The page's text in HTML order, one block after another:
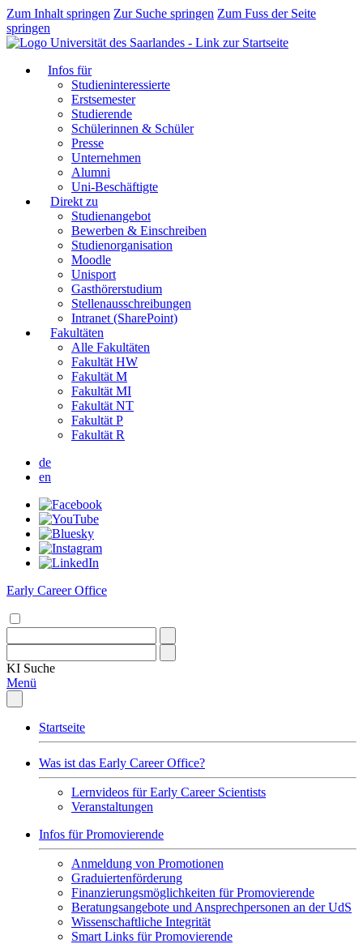
Zum Inhalt springen Zur Suche springen Zum Fuss der Seite
springen
Infos für
Studieninteressierte
Erstsemester
Studierende
Schülerinnen & Schüler
Presse
Unternehmen
Alumni
Uni-Beschäftigte
Direkt zu
Studienangebot
Bewerben & Einschreiben
Studienorganisation
Moodle
Unisport
Gasthörerstudium
Stellenausschreibungen
Intranet (SharePoint)
Fakultäten
Alle Fakultäten
Fakultät HW
Fakultät M
Fakultät MI
Fakultät NT
Fakultät P
Fakultät R
de
en
Early Career Office
KI Suche
Menü
Startseite
Was ist das Early Career Office?
Lernvideos für Early Career Scientists
Veranstaltungen
Infos für Promovierende
Anmeldung von Promotionen
Graduiertenförderung
Finanzierungsmöglichkeiten für Promovierende
Beratungsangebote und Ansprechpersonen an der UdS
Wissenschaftliche Integrität
Smart Links für Promovierende